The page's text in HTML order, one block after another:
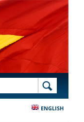
TÌM KIẾM
ENGLISH